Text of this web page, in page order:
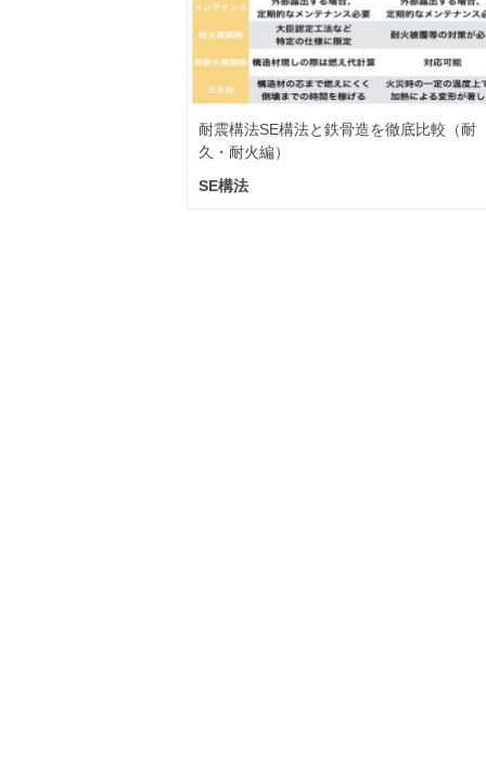
耐震構法SE構法と鉄骨造を徹底比較（耐
久・耐火編）
SE構法